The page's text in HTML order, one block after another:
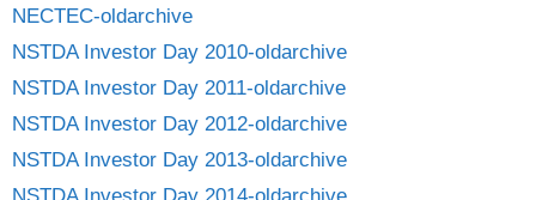
NECTEC-oldarchive
NSTDA Investor Day 2010-oldarchive
NSTDA Investor Day 2011-oldarchive
NSTDA Investor Day 2012-oldarchive
NSTDA Investor Day 2013-oldarchive